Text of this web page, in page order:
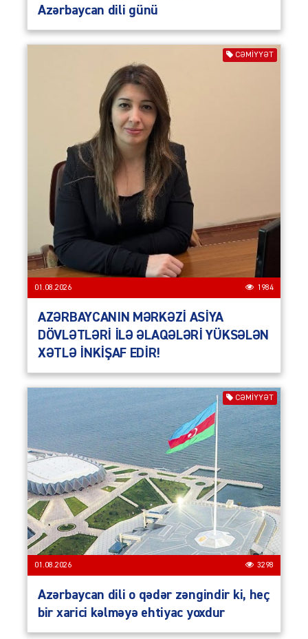
Azərbaycan dili günü
CƏMIYYƏT
01.08.2026 1984
AZƏRBAYCANIN MƏRKƏZİ ASİYA
DÖVLƏTLƏRİ İLƏ ƏLAQƏLƏRİ YÜKSƏLƏN
XƏTLƏ İNKİŞAF EDİR!
CƏMIYYƏT
01.08.2026 3298
Azərbaycan dili o qədər zəngindir ki, heç
bir xarici kəlməyə ehtiyac yoxdur